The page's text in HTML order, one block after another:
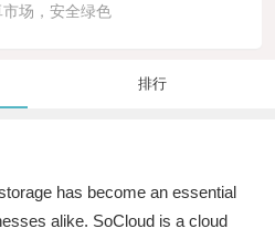
市场，安全绿色
排行
has become an essential
alike. SoCloud is a cloud